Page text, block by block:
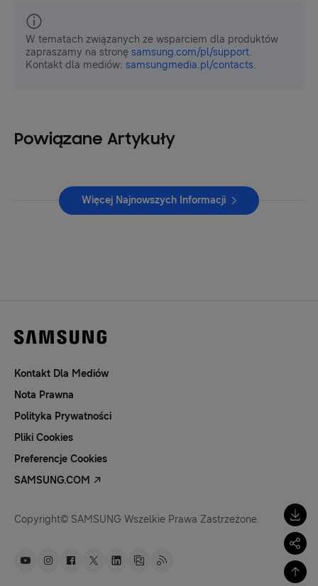
W tematach związanych ze wsparciem dla produktów
zapraszamy na stronę samsung.com/pl/support.
Kontakt dla mediów: samsungmedia.pl/contacts.
Powiązane Artykuły
Więcej Najnowszych Informacji
Kontakt Dla Mediów
Nota Prawna
Polityka Prywatności
Pliki Cookies
Preferencje Cookies
SAMSUNG.COM
Copyright© SAMSUNG Wszelkie Prawa Zastrzeżone.